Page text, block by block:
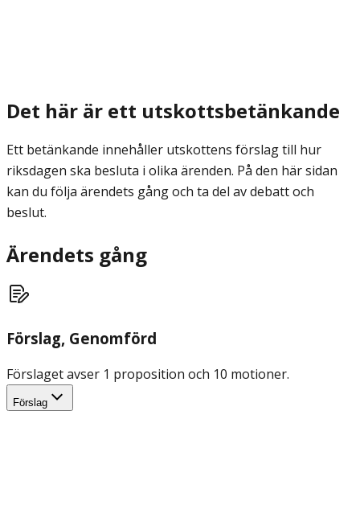
Det här är ett utskottsbetänkande
Ett betänkande innehåller utskottens förslag till hur
riksdagen ska besluta i olika ärenden. På den här sidan
kan du följa ärendets gång och ta del av debatt och
beslut.
Ärendets gång
Förslag, Genomförd
Förslaget avser 1 proposition och 10 motioner.
Förslag